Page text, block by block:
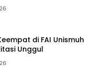
di FAI Unismuh
Unggul